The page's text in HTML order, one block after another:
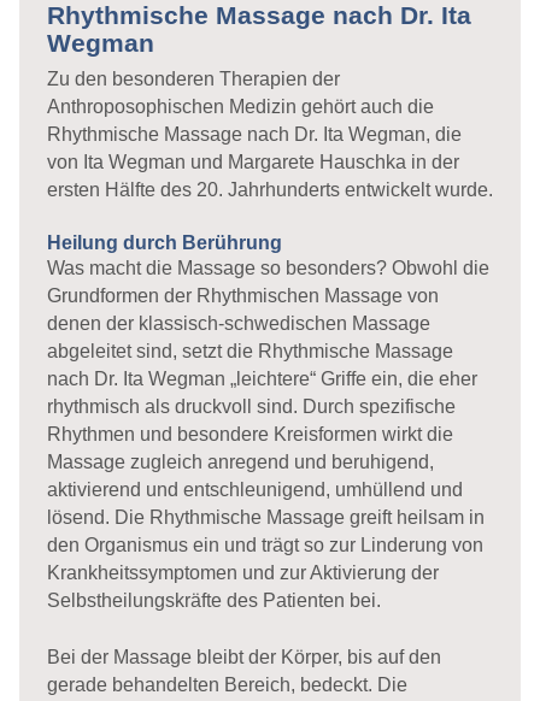
Rhythmische Massage nach Dr. Ita
Wegman
Zu den besonderen Therapien der
Anthroposophischen Medizin gehört auch die
Rhythmische Massage nach Dr. Ita Wegman, die
von Ita Wegman und Margarete Hauschka in der
ersten Hälfte des 20. Jahrhunderts entwickelt wurde.
Heilung durch Berührung
Was macht die Massage so besonders? Obwohl die
Grundformen der Rhythmischen Massage von
denen der klassisch-schwedischen Massage
abgeleitet sind, setzt die Rhythmische Massage
nach Dr. Ita Wegman „leichtere“ Griffe ein, die eher
rhythmisch als druckvoll sind. Durch spezifische
Rhythmen und besondere Kreisformen wirkt die
Massage zugleich anregend und beruhigend,
aktivierend und entschleunigend, umhüllend und
lösend. Die Rhythmische Massage greift heilsam in
den Organismus ein und trägt so zur Linderung von
Krankheitssymptomen und zur Aktivierung der
Selbstheilungskräfte des Patienten bei.
Bei der Massage bleibt der Körper, bis auf den
gerade behandelten Bereich, bedeckt. Die